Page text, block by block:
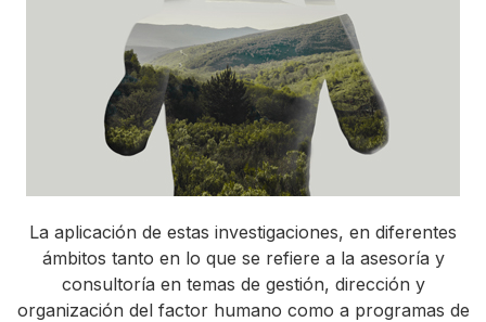
La aplicación de estas investigaciones, en diferentes
ámbitos tanto en lo que se refiere a la asesoría y
consultoría en temas de gestión, dirección y
organización del factor humano como a programas de